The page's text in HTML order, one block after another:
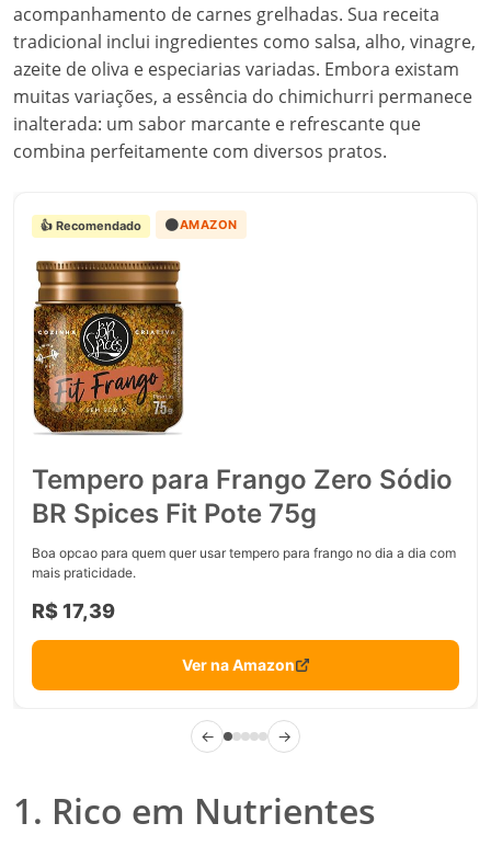
acompanhamento de carnes grelhadas. Sua receita
tradicional inclui ingredientes como salsa, alho, vinagre,
azeite de oliva e especiarias variadas. Embora existam
muitas variações, a essência do chimichurri permanece
inalterada: um sabor marcante e refrescante que
combina perfeitamente com diversos pratos.
👍 Recomendado 🟠AMAZON
Tempero para Frango Zero Sódio
BR Spices Fit Pote 75g
Boa opcao para quem quer usar tempero para frango no dia a dia com
mais praticidade.
R$ 17,39
Ver na Amazon
← →
1. Rico em Nutrientes